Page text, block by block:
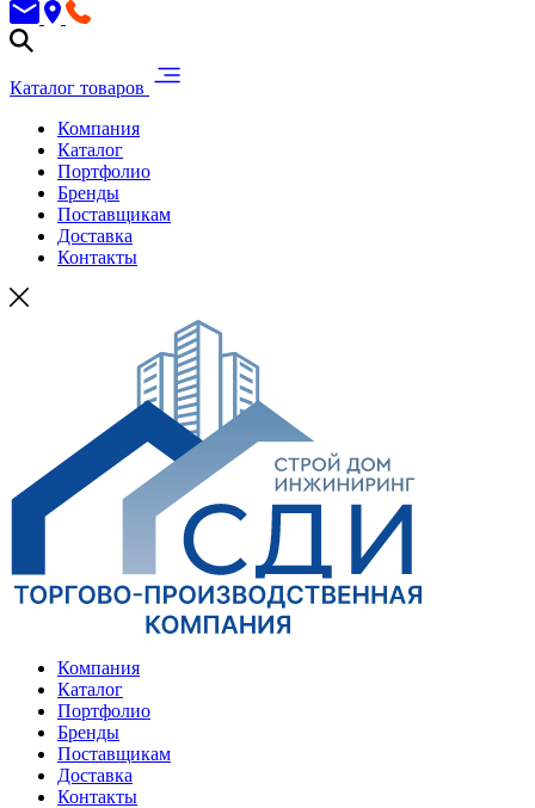
Каталог товаров
Компания
Каталог
Портфолио
Бренды
Поставщикам
Доставка
Контакты
Компания
Каталог
Портфолио
Бренды
Поставщикам
Доставка
Контакты